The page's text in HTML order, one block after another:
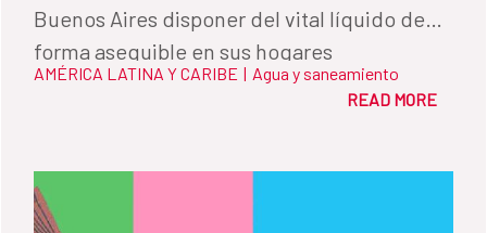
Buenos Aires disponer del vital líquido de
forma asequible en sus hogares
AMÉRICA LATINA Y CARIBE | Agua y saneamiento
READ MORE